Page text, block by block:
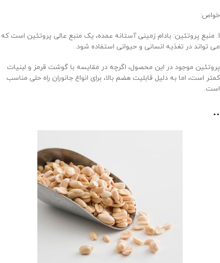
خواص:
1. منبع پروتئین: بادام زمینی آستانه عمده، یک منبع عالی پروتئین است که
می تواند در تغذیه انسانی و حیوانی استفاده شود.
پروتئین موجود در این محصول، اگرچه در مقایسه با گوشت قرمز و لبنیات
کمتر است، اما به دلیل قابلیت هضم بالا، برای انواع جانوران راه حلی مناسب
است.
..